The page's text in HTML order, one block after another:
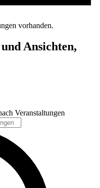
vorhanden.
Ansichten,
Veranstaltungen